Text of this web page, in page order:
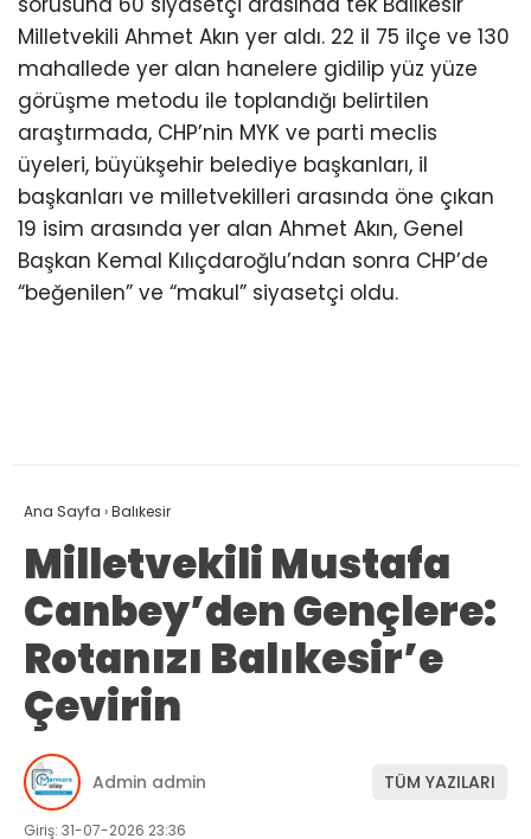
Milletvekili Ahmet Akın yer aldı. 22 il 75 ilçe ve 130
mahallede yer alan hanelere gidilip yüz yüze
görüşme metodu ile toplandığı belirtilen
araştırmada, CHP’nin MYK ve parti meclis
üyeleri, büyükşehir belediye başkanları, il
başkanları ve milletvekilleri arasında öne çıkan
19 isim arasında yer alan Ahmet Akın, Genel
Başkan Kemal Kılıçdaroğlu’ndan sonra CHP’de
“beğenilen” ve “makul” siyasetçi oldu.
Ana Sayfa ›Balıkesir
Milletvekili Mustafa
Canbey’den Gençlere:
Rotanızı Balıkesir’e
Çevirin
Admin admin TÜM YAZILARI
Giriş: 31-07-2026 23:36